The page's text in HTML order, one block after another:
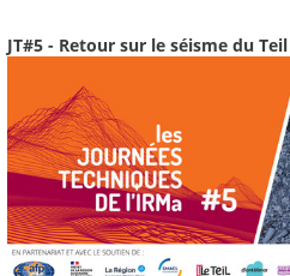
JT#5 - Retour sur le séisme du Teil